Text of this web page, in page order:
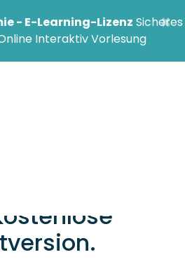
- E-Learning-Lizenz Sicheres
Interaktiv Vorlesung
×